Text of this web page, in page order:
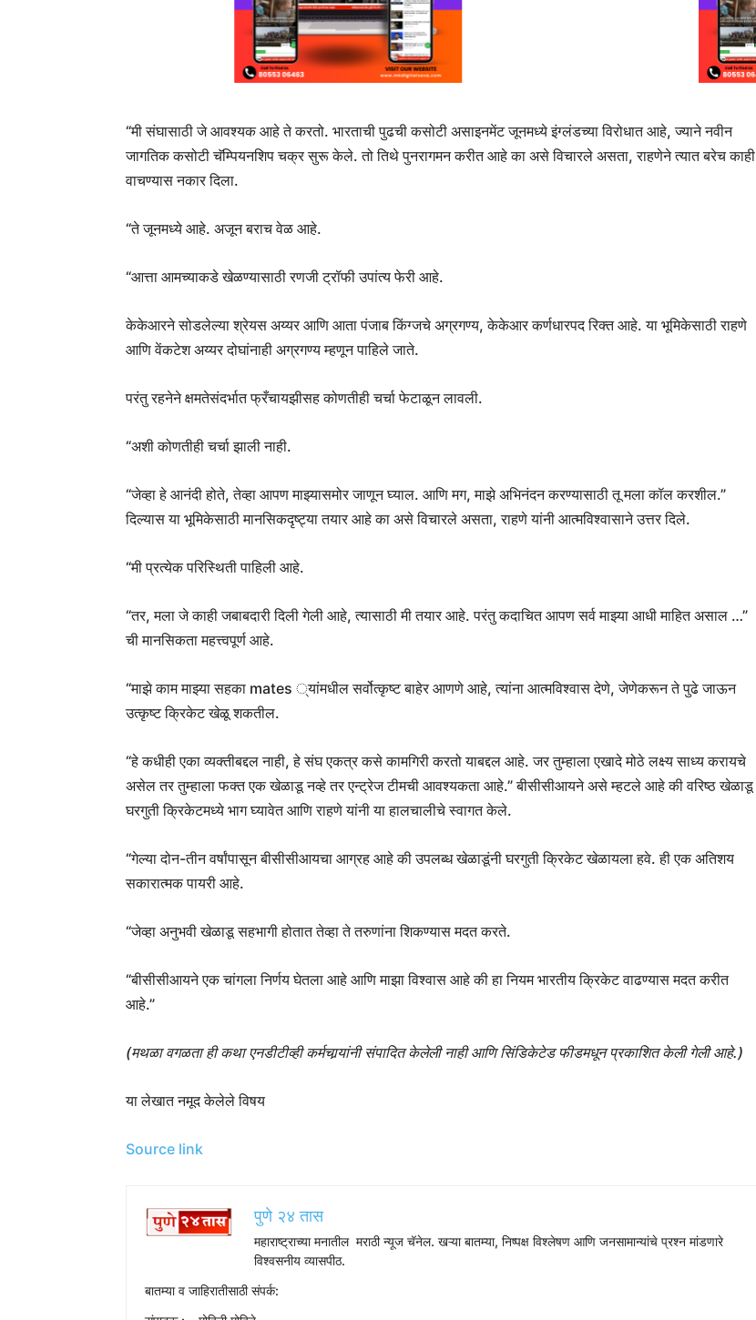
“मी संघासाठी जे आवश्यक आहे ते करतो. भारताची पुढची कसोटी असाइनमेंट जूनमध्ये इंग्लंडच्या विरोधात आहे, ज्याने नवीन
जागतिक कसोटी चॅम्पियनशिप चक्र सुरू केले. तो तिथे पुनरागमन करीत आहे का असे विचारले असता, राहणेने त्यात बरेच काही
वाचण्यास नकार दिला.
“ते जूनमध्ये आहे. अजून बराच वेळ आहे.
“आत्ता आमच्याकडे खेळण्यासाठी रणजी ट्रॉफी उपांत्य फेरी आहे.
केकेआरने सोडलेल्या श्रेयस अय्यर आणि आता पंजाब किंग्जचे अग्रगण्य, केकेआर कर्णधारपद रिक्त आहे. या भूमिकेसाठी राहणे
आणि वेंकटेश अय्यर दोघांनाही अग्रगण्य म्हणून पाहिले जाते.
परंतु रहनेने क्षमतेसंदर्भात फ्रँचायझीसह कोणतीही चर्चा फेटाळून लावली.
“अशी कोणतीही चर्चा झाली नाही.
“जेव्हा हे आनंदी होते, तेव्हा आपण माझ्यासमोर जाणून घ्याल. आणि मग, माझे अभिनंदन करण्यासाठी तू मला कॉल करशील.”
दिल्यास या भूमिकेसाठी मानसिकदृष्ट्या तयार आहे का असे विचारले असता, राहणे यांनी आत्मविश्वासाने उत्तर दिले.
“मी प्रत्येक परिस्थिती पाहिली आहे.
“तर, मला जे काही जबाबदारी दिली गेली आहे, त्यासाठी मी तयार आहे. परंतु कदाचित आपण सर्व माझ्या आधी माहित असाल …”
ची मानसिकता महत्त्वपूर्ण आहे.
“माझे काम माझ्या सहका mates ्यांमधील सर्वोत्कृष्ट बाहेर आणणे आहे, त्यांना आत्मविश्वास देणे, जेणेकरून ते पुढे जाऊन
उत्कृष्ट क्रिकेट खेळू शकतील.
“हे कधीही एका व्यक्तीबद्दल नाही, हे संघ एकत्र कसे कामगिरी करतो याबद्दल आहे. जर तुम्हाला एखादे मोठे लक्ष्य साध्य करायचे
असेल तर तुम्हाला फक्त एक खेळाडू नव्हे तर एन्ट्रेज टीमची आवश्यकता आहे.” बीसीसीआयने असे म्हटले आहे की वरिष्ठ खेळाडू
घरगुती क्रिकेटमध्ये भाग घ्यावेत आणि राहणे यांनी या हालचालीचे स्वागत केले.
“गेल्या दोन-तीन वर्षांपासून बीसीसीआयचा आग्रह आहे की उपलब्ध खेळाडूंनी घरगुती क्रिकेट खेळायला हवे. ही एक अतिशय
सकारात्मक पायरी आहे.
“जेव्हा अनुभवी खेळाडू सहभागी होतात तेव्हा ते तरुणांना शिकण्यास मदत करते.
“बीसीसीआयने एक चांगला निर्णय घेतला आहे आणि माझा विश्वास आहे की हा नियम भारतीय क्रिकेट वाढण्यास मदत करीत
आहे.”
(मथळा वगळता ही कथा एनडीटीव्ही कर्मचार्‍यांनी संपादित केलेली नाही आणि सिंडिकेटेड फीडमधून प्रकाशित केली गेली आहे.)
या लेखात नमूद केलेले विषय
Source link
पुणे २४ तास
महाराष्ट्राच्या मनातील मराठी न्यूज चॅनेल. खऱ्या बातम्या, निष्पक्ष विश्लेषण आणि जनसामान्यांचे प्रश्न मांडणारे
विश्वसनीय व्यासपीठ.
बातम्या व जाहिरातीसाठी संपर्क: